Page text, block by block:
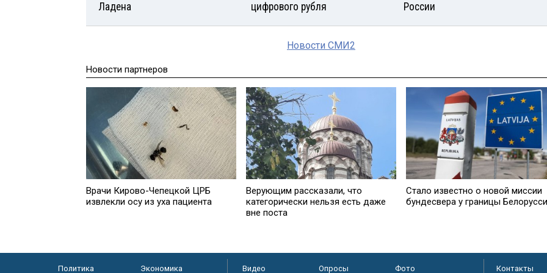
Ладена цифрового рубля России
Новости СМИ2
Новости партнеров
Врачи Кирово-Чепецкой ЦРБ
извлекли осу из уха пациента
Верующим рассказали, что
категорически нельзя есть даже
вне поста
Стало известно о новой миссии
бундесвера у границы
Политика Экономика Видео Опросы Фото Контакты